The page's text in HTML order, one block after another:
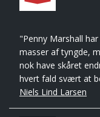
"Penny Marshall
masser af tyngde,
nok have skåret
hvert fald svært at
Niels Lind Larsen